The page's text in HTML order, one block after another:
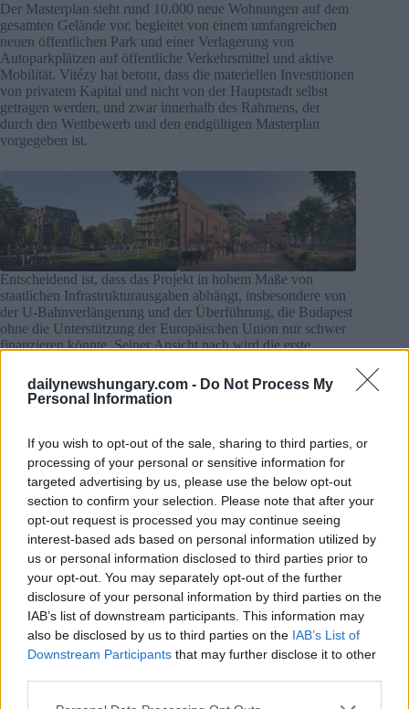
dailynewshungary.com - Do Not Process My
Personal Information
If you wish to opt-out of the sale, sharing to third parties, or
processing of your personal or sensitive information for
targeted advertising by us, please use the below opt-out
section to confirm your selection. Please note that after your
opt-out request is processed you may continue seeing
interest-based ads based on personal information utilized by
us or personal information disclosed to third parties prior to
your opt-out. You may separately opt-out of the further
disclosure of your personal information by third parties on the
IAB’s list of downstream participants. This information may
also be disclosed by us to third parties on the IAB’s List of
Downstream Participants that may further disclose it to other
Please note that this website/app uses one or more Google
Der Masterplan sieht rund 10.000 neue Wohnungen auf dem
gesamten Gelände vor, begleitet von einem umfangreichen
neuen öffentlichen Park und einer Verlagerung von
Autoparkplätzen auf öffentliche Verkehrsmittel und aktive
Mobilität. Vitézy hat betont, dass die materiellen Investitionen
von privatem Kapital und nicht von der Hauptstadt selbst
getragen werden, und zwar innerhalb des Rahmens, der
durch den Wettbewerb und den endgültigen Masterplan
vorgegeben ist.
Entscheidend ist, dass das Projekt in hohem Maße von
staatlichen Infrastrukturausgaben abhängt, insbesondere von
der U-Bahnverlängerung und der Überführung, die Budapest
ohne die Unterstützung der Europäischen Union nur schwer
finanzieren könnte. Seiner Ansicht nach wird die erste,
Anfang 2029 beginnen, also kurz vor den nächsten
Kommunalwahlen – ein Zeitpunkt, der sowohl mit den
Quelle:Facebook/Vitézy Dávid